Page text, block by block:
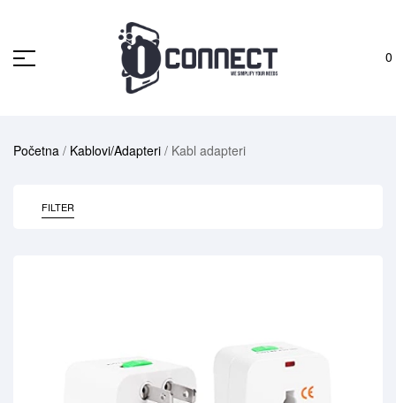
0
Početna/Kablovi/Adapteri/ Kabl adapteri
FILTER